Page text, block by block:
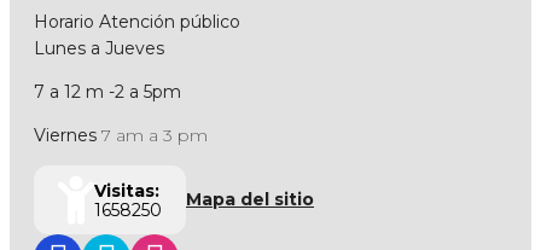
Horario Atención público
Lunes a Jueves
7 a 12 m -2 a 5pm
Viernes 7 am a 3 pm
Visitas:
1658250
Mapa del sitio